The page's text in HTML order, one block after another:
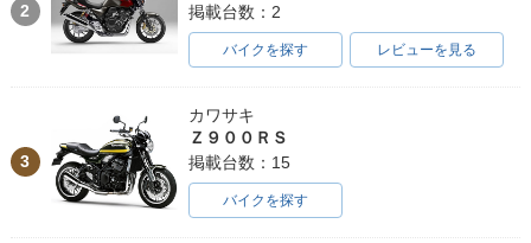
2
掲載台数：2
バイクを探す レビューを見る
3
カワサキ
Ｚ９００ＲＳ
掲載台数：15
バイクを探す